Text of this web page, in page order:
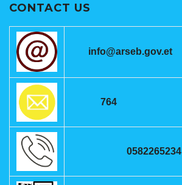
CONTACT US
info@arseb.gov.et
764
0582265234